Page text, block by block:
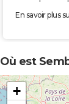
En savoir plus
Où est
+